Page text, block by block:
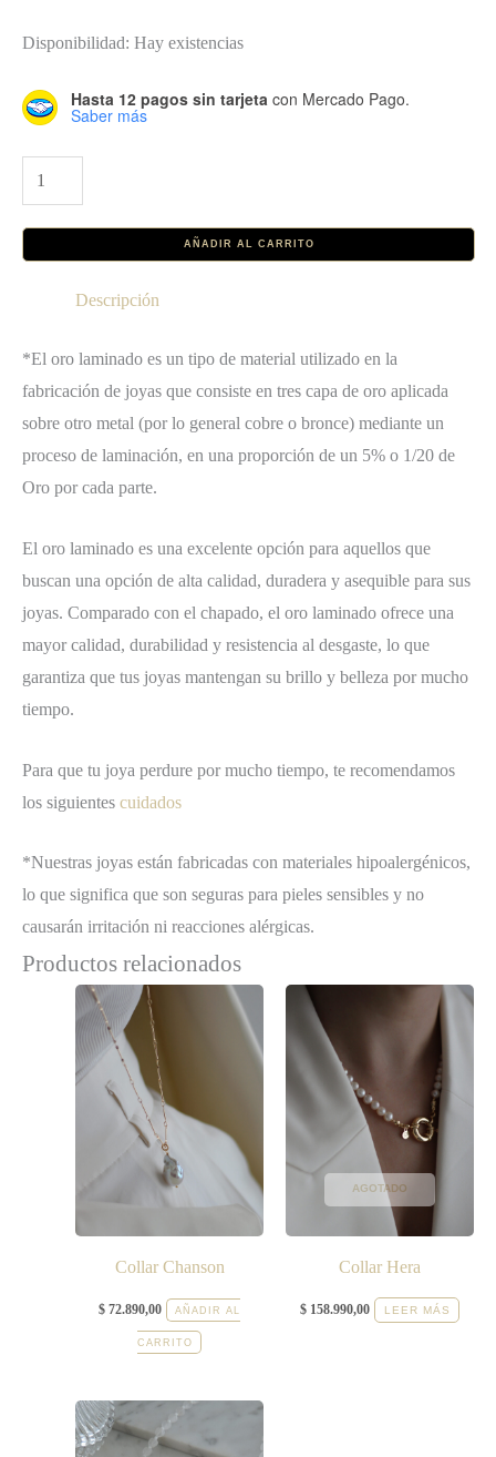
Disponibilidad: Hay existencias
Hasta 12 pagos sin tarjeta con Mercado Pago.
Saber más
Collar
París
cantidad
AÑADIR AL CARRITO
Descripción
*El oro laminado es un tipo de material utilizado en la
fabricación de joyas que consiste en tres capa de oro aplicada
sobre otro metal (por lo general cobre o bronce) mediante un
proceso de laminación, en una proporción de un 5% o 1/20 de
Oro por cada parte.
El oro laminado es una excelente opción para aquellos que
buscan una opción de alta calidad, duradera y asequible para sus
joyas. Comparado con el chapado, el oro laminado ofrece una
mayor calidad, durabilidad y resistencia al desgaste, lo que
garantiza que tus joyas mantengan su brillo y belleza por mucho
tiempo.
Para que tu joya perdure por mucho tiempo, te recomendamos
los siguientes cuidados
*Nuestras joyas están fabricadas con materiales hipoalergénicos,
lo que significa que son seguras para pieles sensibles y no
causarán irritación ni reacciones alérgicas.
Productos relacionados
Collar Chanson
$ 72.890,00 AÑADIR AL
CARRITO
AGOTADO
Collar Hera
$ 158.990,00 LEER MÁS